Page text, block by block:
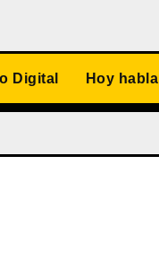
Digital Hoy